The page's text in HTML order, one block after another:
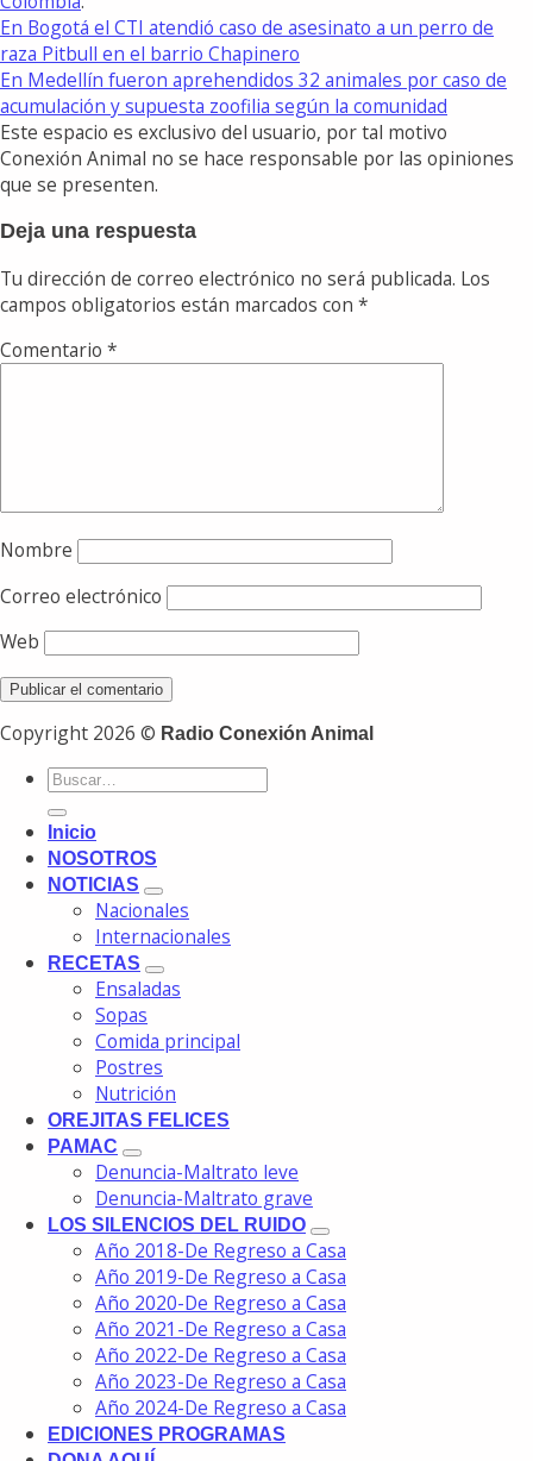
En Bogotá el CTI atendió caso de asesinato a un perro de
raza Pitbull en el barrio Chapinero
En Medellín fueron aprehendidos 32 animales por caso de
acumulación y supuesta zoofilia según la comunidad
Este espacio es exclusivo del usuario, por tal motivo
Conexión Animal no se hace responsable por las opiniones
que se presenten.
Deja una respuesta
Tu dirección de correo electrónico no será publicada. Los
campos obligatorios están marcados con *
Comentario *
Nombre
Correo electrónico
Web
Copyright 2026 © Radio Conexión Animal
Inicio
NOSOTROS
NOTICIAS
Nacionales
Internacionales
RECETAS
Ensaladas
Sopas
Comida principal
Postres
Nutrición
OREJITAS FELICES
PAMAC
Denuncia-Maltrato leve
Denuncia-Maltrato grave
LOS SILENCIOS DEL RUIDO
Año 2018-De Regreso a Casa
Año 2019-De Regreso a Casa
Año 2020-De Regreso a Casa
Año 2021-De Regreso a Casa
Año 2022-De Regreso a Casa
Año 2023-De Regreso a Casa
Año 2024-De Regreso a Casa
EDICIONES PROGRAMAS